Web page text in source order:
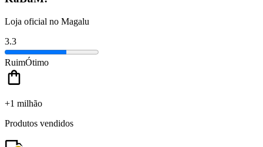
Loja oficial no Magalu
3.3
RuimÓtimo
+1 milhão
Produtos vendidos